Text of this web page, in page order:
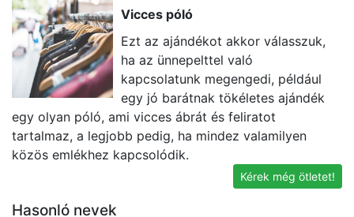
Vicces póló
Ezt az ajándékot akkor válasszuk,
ha az ünnepelttel való
kapcsolatunk megengedi, például
egy jó barátnak tökéletes ajándék
egy olyan póló, ami vicces ábrát és feliratot
tartalmaz, a legjobb pedig, ha mindez valamilyen
közös emlékhez kapcsolódik.
Kérek még ötletet!
Hasonló nevek